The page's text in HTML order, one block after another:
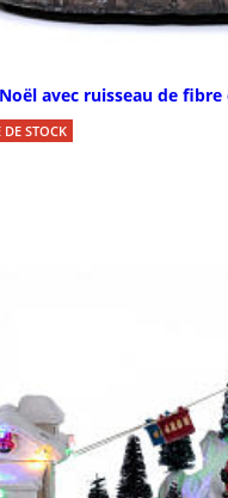
avec ruisseau de
DE STOCK